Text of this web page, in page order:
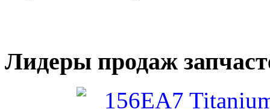
Лидеры продаж